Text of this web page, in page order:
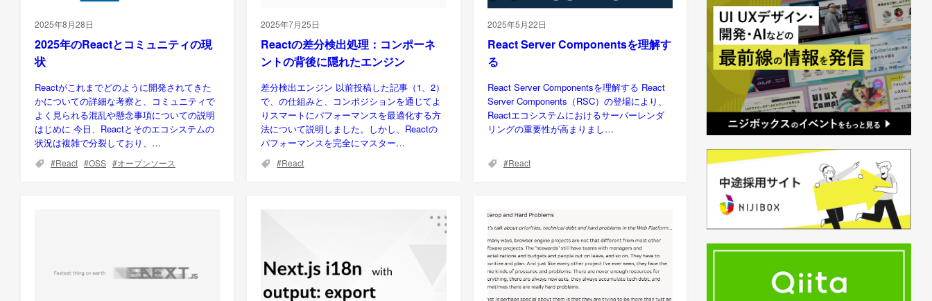
2025年8月28日
2025年のReactとコミュニティの現
状
Reactがこれまでどのように開発されてきた
かについての詳細な考察と、コミュニティで
よく見られる混乱や懸念事項についての説明
はじめに 今日、Reactとそのエコシステムの
状況は複雑で分裂しており、…
React OSS オープンソース
2025年7月25日
Reactの差分検出処理：コンポーネ
ントの背後に隠れたエンジン
差分検出エンジン 以前投稿した記事（1、2）
で、の仕組みと、コンポジションを通じてよ
りスマートにパフォーマンスを最適化する方
法について説明しました。しかし、Reactの
パフォーマンスを完全にマスター…
React
2025年5月22日
React Server Componentsを理解す
る
React Server Componentsを理解する React
Server Components（RSC）の登場により、
Reactエコシステムにおけるサーバーレンダ
リングの重要性が高まりまし…
React